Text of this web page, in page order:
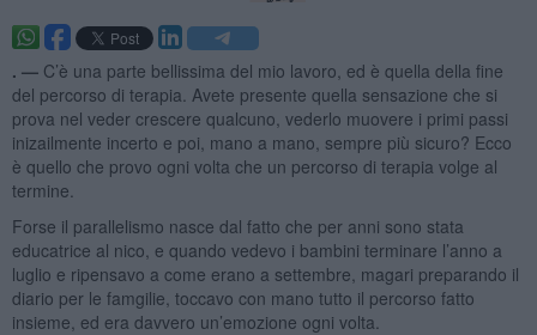
. — C’è una parte bellissima del mio lavoro, ed è quella della fine
del percorso di terapia. Avete presente quella sensazione che si
prova nel veder crescere qualcuno, vederlo muovere i primi passi
inizailmente incerto e poi, mano a mano, sempre più sicuro? Ecco
è quello che provo ogni volta che un percorso di terapia volge al
termine.
Forse il parallelismo nasce dal fatto che per anni sono stata
educatrice al nico, e quando vedevo i bambini terminare l’anno a
luglio e ripensavo a come erano a settembre, magari preparando il
diario per le famgilie, toccavo con mano tutto il percorso fatto
insieme, ed era davvero un’emozione ogni volta.